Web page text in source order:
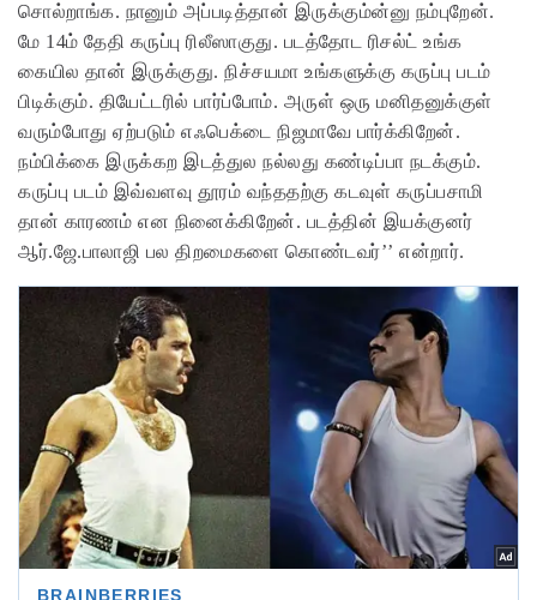
சொல்றாங்க. நானும் அப்படித்தான் இருக்கும்ன்னு நம்புறேன்.
மே 14ம் தேதி கருப்பு ரிலீஸாகுது. படத்தோட ரிசல்ட் உங்க
கையில தான் இருக்குது. நிச்சயமா உங்களுக்கு கருப்பு படம்
பிடிக்கும். தியேட்டரில் பார்ப்போம். அருள் ஒரு மனிதனுக்குள்
வரும்போது ஏற்படும் எஃபெக்டை நிஜமாவே பார்க்கிறேன்.
நம்பிக்கை இருக்கற இடத்துல நல்லது கண்டிப்பா நடக்கும்.
கருப்பு படம் இவ்வளவு தூரம் வந்ததற்கு கடவுள் கருப்பசாமி
தான் காரணம் என நினைக்கிறேன். படத்தின் இயக்குனர்
ஆர்.ஜே.பாலாஜி பல திறமைகளை கொண்டவர்’’ என்றார்.